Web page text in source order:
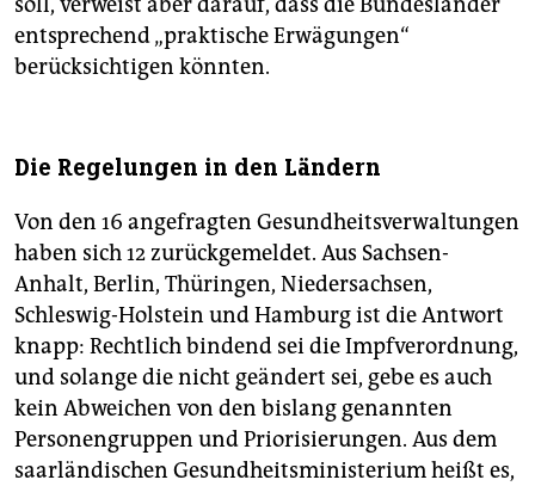
entsprechend „praktische Erwägungen“
berücksichtigen könnten.
Die Regelungen in den Ländern
Von den 16 angefragten Gesundheitsverwaltungen
haben sich 12 zurückgemeldet. Aus Sachsen-
Anhalt, Berlin, Thüringen, Niedersachsen,
Schleswig-Holstein und Hamburg ist die Antwort
knapp: Rechtlich bindend sei die Impfverordnung,
und solange die nicht geändert sei, gebe es auch
kein Abweichen von den bislang genannten
Personengruppen und Priorisierungen. Aus dem
saarländischen Gesundheitsministerium heißt es,